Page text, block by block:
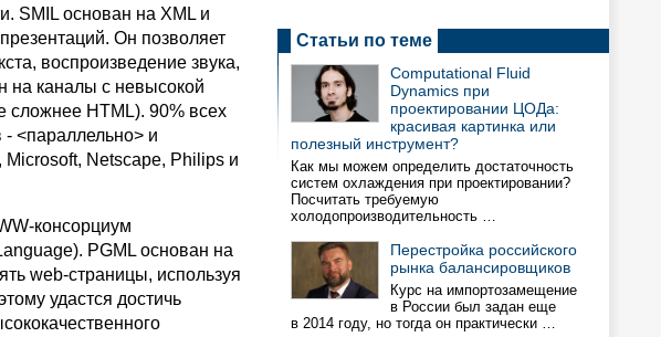
SMIL основан на XML и
Он позволяет
воспроизведение звука,
на каналы с невысокой
сложнее HTML). 90% всех
- <параллельно> и
Microsoft, Netscape, Philips и
консорциум
PGML основан на
web-страницы, используя
удастся достичь
Статьи по теме
Computational Fluid
Dynamics при
проектировании ЦОДа:
красивая картинка или
полезный инструмент?
Как мы можем определить достаточность
систем охлаждения при проектировании?
Посчитать требуемую
холодопроизводительность …
Перестройка российского
рынка балансировщиков
Курс на импортозамещение
в России был задан еще
в 2014 году, но тогда он практически …